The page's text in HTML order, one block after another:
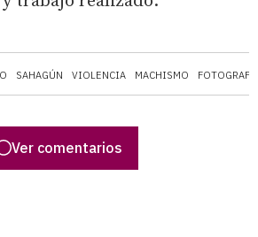
SAHAGÚN VIOLENCIA MACHISMO
Ver comentarios